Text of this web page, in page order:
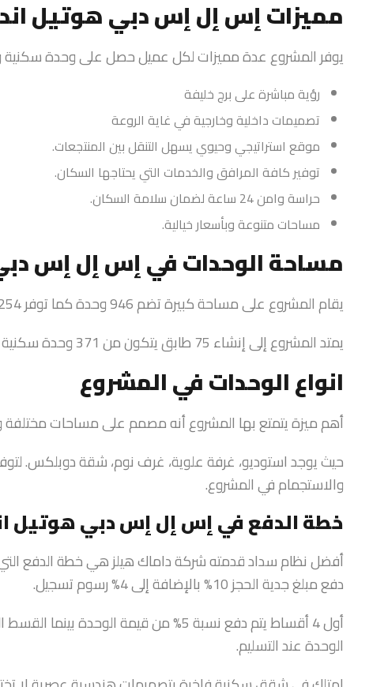
مميزات إس إل إس دبي هوتيل
يوفر المشروععدة مميزات لكل عميل حصل على وحدة
رؤية مباشرة على برج خليفة
تصميمات داخلية وخارجية في غاية الروعة
موقع استراتيجي وحيوي يسهل التنقل بين المنتجعات.
توفير كافة المرافق والخدمات التي يحتاجها السكان.
حراسة وامن 24 ساعة لضمان سلامة السكان.
مساحات متنوعة وبأسعار خيالية.
مساحة الوحدات في إس إل إس
يقام المشروع على مساحة كبيرة تضم 946 وحدة كما توفر 254 غرفة بالإضافة إلى 321 شقة فندقية.
يمتد المشروع إلى إنشاء 75 طابق يتكون من 371 وحدة سكنية بتصميم فريد وعصري. تبدأ مساحة الوحدة 1125 قدم مربع
انواع الوحدات في المشروع
أهم ميزة يتمتع بها المشروع أنه مصمم على مساحات مختلفة
حيث يوجد استوديو، غرفة علوية، غرف نوم، شقة دوبلكس.
والاستجمام في المشروع.
خطة الدفع في إس إل إس دبي هوتيل
أفضل نظام سداد قدمته شركة داماك هيلز هي خطة الدفع
دفع مبلغ جدية الحجز 10% بالإضافة إلى 4% رسوم تسجيل.
الوحدة عند التسليم.